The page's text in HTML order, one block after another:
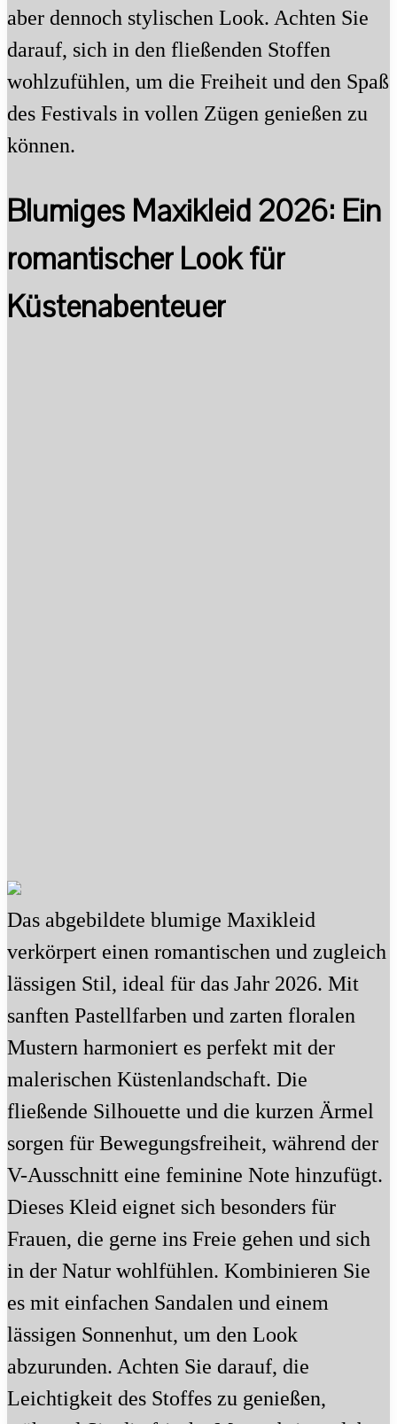
aber dennoch stylischen Look. Achten Sie
darauf, sich in den fließenden Stoffen
wohlzufühlen, um die Freiheit und den Spaß
des Festivals in vollen Zügen genießen zu
können.
Blumiges Maxikleid 2026: Ein
romantischer Look für
Küstenabenteuer
Das abgebildete blumige Maxikleid
verkörpert einen romantischen und zugleich
lässigen Stil, ideal für das Jahr 2026. Mit
sanften Pastellfarben und zarten floralen
Mustern harmoniert es perfekt mit der
malerischen Küstenlandschaft. Die
fließende Silhouette und die kurzen Ärmel
sorgen für Bewegungsfreiheit, während der
V-Ausschnitt eine feminine Note hinzufügt.
Dieses Kleid eignet sich besonders für
Frauen, die gerne ins Freie gehen und sich
in der Natur wohlfühlen. Kombinieren Sie
es mit einfachen Sandalen und einem
lässigen Sonnenhut, um den Look
abzurunden. Achten Sie darauf, die
Leichtigkeit des Stoffes zu genießen,